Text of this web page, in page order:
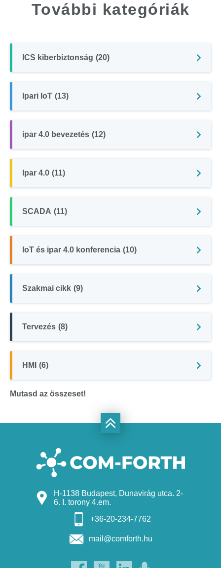
További kategóriák
ICS kiberbiztonság (20)
Ipari IoT (13)
ipar 4.0 bevezetés (12)
Ipar 4.0 (11)
SCADA (11)
IoT és ipar 4.0 konferencia (10)
Szakmai cikk (9)
Tervezés (8)
HMI (6)
Mutasd az összeset!
H-1138 Budapest, Dunavirág utca. 2-
6. I. torony 4.em.
+36-20-234-7762
mail@comforth.hu